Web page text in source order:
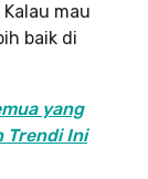
Kalau mau
baik di
yang
Trendi Ini